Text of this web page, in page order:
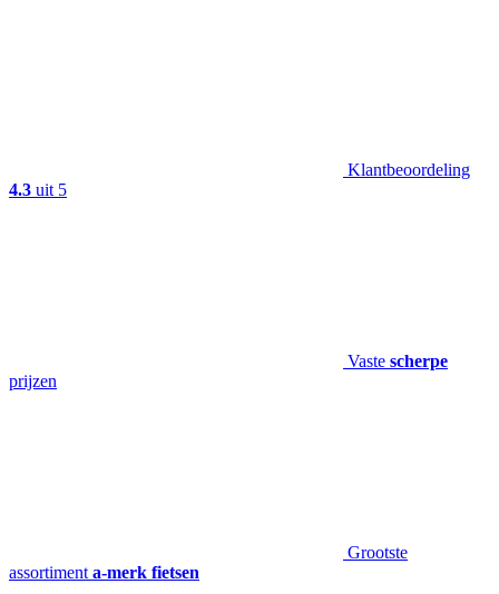
Klantbeoordeling
4.3 uit 5
Vaste scherpe
prijzen
Grootste
assortiment a-merk fietsen